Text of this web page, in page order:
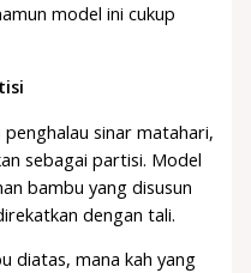
model ini cukup
sinar matahari,
sebagai partisi. Model
bambu yang disusun
dengan tali.
diatas, mana kah yang